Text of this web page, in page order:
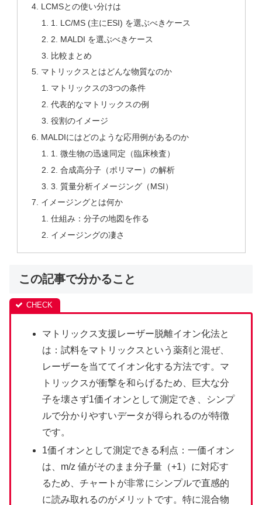
LCMSとの使い分けは
1. LC/MS (主にESI) を選ぶべきケース
2. MALDI を選ぶべきケース
比較まとめ
マトリックスとはどんな物質なのか
マトリックスの3つの条件
代表的なマトリックスの例
役割のイメージ
MALDIにはどのような応用例があるのか
1. 微生物の迅速同定（臨床検査）
2. 合成高分子（ポリマー）の解析
3. 質量分析イメージング（MSI）
イメージングとは何か
仕組み：分子の地図を作る
イメージングの凄さ
この記事で分かること
マトリックス支援レーザー脱離イオン化法と
は：試料をマトリックスという薬剤と混ぜ、
レーザーを当ててイオン化する方法です。マ
トリックスが衝撃を和らげるため、巨大な分
子を壊さず1価イオンとして測定でき、シンプ
ルで分かりやすいデータが得られるのが特徴
です。
1価イオンとして測定できる利点：一価イオン
は、m/z 値がそのまま分子量（+1）に対応す
るため、チャートが非常にシンプルで直感的
に読み取れるのがメリットです。特に混合物